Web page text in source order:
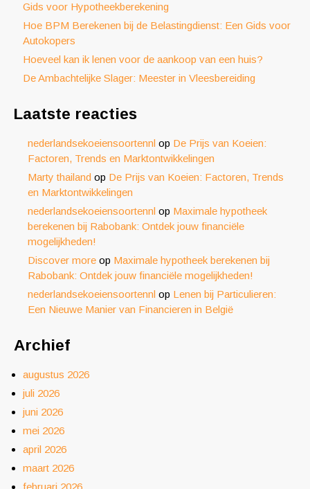
Gids voor Hypotheekberekening
Hoe BPM Berekenen bij de Belastingdienst: Een Gids voor
Autokopers
Hoeveel kan ik lenen voor de aankoop van een huis?
De Ambachtelijke Slager: Meester in Vleesbereiding
Laatste reacties
nederlandsekoeiensoortennl op De Prijs van Koeien:
Factoren, Trends en Marktontwikkelingen
Marty thailand op De Prijs van Koeien: Factoren, Trends
en Marktontwikkelingen
nederlandsekoeiensoortennl op Maximale hypotheek
berekenen bij Rabobank: Ontdek jouw financiële
mogelijkheden!
Discover more op Maximale hypotheek berekenen bij
Rabobank: Ontdek jouw financiële mogelijkheden!
nederlandsekoeiensoortennl op Lenen bij Particulieren:
Een Nieuwe Manier van Financieren in België
Archief
augustus 2026
juli 2026
juni 2026
mei 2026
april 2026
maart 2026
februari 2026